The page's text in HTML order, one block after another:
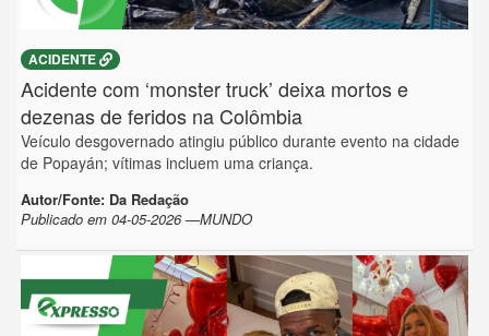
ACIDENTE
Acidente com ‘monster truck’ deixa mortos e
dezenas de feridos na Colômbia
Veículo desgovernado atingiu público durante evento na cidade
de Popayán; vítimas incluem uma criança.
Autor/Fonte: Da Redação
Publicado em 04-05-2026 —MUNDO